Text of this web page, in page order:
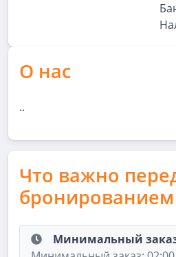
О нас
..
Что важно
бронированием
Минимальный